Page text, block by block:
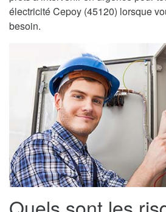
électricité Cepoy (45120) lorsque
besoin.